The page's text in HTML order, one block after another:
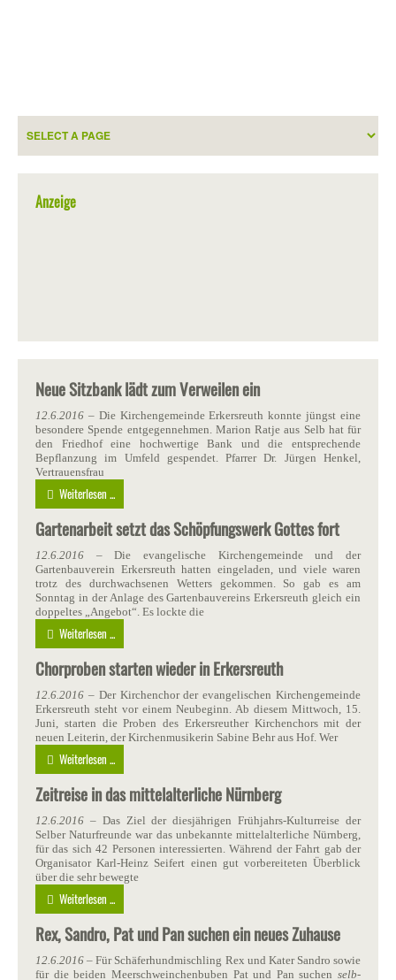
Anzeige
Neue Sitzbank lädt zum Verweilen ein
12.6.2016 – Die Kirchengemeinde Erkersreuth konnte jüngst eine
besondere Spende entgegennehmen. Marion Ratje aus Selb hat für
den Friedhof eine hochwertige Bank und die entsprechende
Bepflanzung im Umfeld gespendet. Pfarrer Dr. Jürgen Henkel,
Vertrauensfrau
Weiterlesen ...
Gartenarbeit setzt das Schöpfungswerk Gottes fort
12.6.2016 – Die evangelische Kirchengemeinde und der
Gartenbauverein Erkersreuth hatten eingeladen, und viele waren
trotz des durchwachsenen Wetters gekommen. So gab es am
Sonntag in der Anlage des Gartenbauvereins Erkersreuth gleich ein
doppeltes „Angebot“. Es lockte die
Weiterlesen ...
Chorproben starten wieder in Erkersreuth
12.6.2016 – Der Kirchenchor der evangelischen Kirchengemeinde
Erkersreuth steht vor einem Neubeginn. Ab diesem Mittwoch, 15.
Juni, starten die Proben des Erkersreuther Kirchenchors mit der
neuen Leiterin, der Kirchenmusikerin Sabine Behr aus Hof. Wer
Weiterlesen ...
Zeitreise in das mittelalterliche Nürnberg
12.6.2016 – Das Ziel der diesjährigen Frühjahrs-Kulturreise der
Selber Naturfreunde war das unbekannte mittelalterliche Nürnberg,
für das sich 42 Personen interessierten. Während der Fahrt gab der
Organisator Karl-Heinz Seifert einen gut vorbereiteten Überblick
über die sehr bewegte
Weiterlesen ...
Rex, Sandro, Pat und Pan suchen ein neues Zuhause
12.6.2016 – Für Schäferhundmischling Rex und Kater Sandro sowie
für die beiden Meerschweinchenbuben Pat und Pan suchen selb-